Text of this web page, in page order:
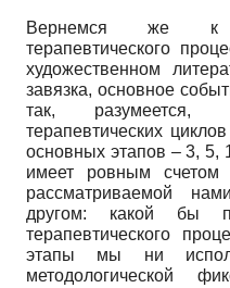
Вернемся же к
терапевтического
художественном
завязка, основное
так,
терапевтических
основных этапов – 3, 5,
имеет ровным счетом
рассматриваемой
другом: какой бы
терапевтического
этапы мы ни
методологической